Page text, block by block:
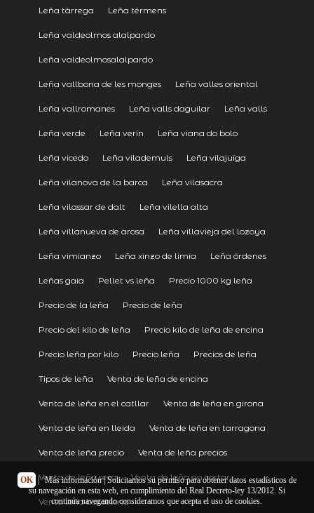
Leña tàrrega Leña térmens
Leña valdeolmos alalpardo
Leña valdeolmosalalpardo
Leña vallbona de les monges Leña valles oriental
Leña vallromanes Leña valls daguilar Leña valls
Leña verde Leña verín Leña viana do bolo
Leña vicedo Leña vilademuls Leña vilajuïga
Leña vilanova de la barca Leña vilasacra
Leña vilassar de dalt Leña vilella alta
Leña villanueva de arosa Leña villavieja del lozoya
Leña vimianzo Leña xinzo de limia Leña órdenes
Leñas gaia Pellet vs leña Precio 1000 kg leña
Precio de la leña Precio de leña
Precio del kilo de leña Precio kilo de leña de encina
Precio leña por kilo Precio leña Precios de leña
Tipos de leña Venta de leña de encina
Venta de leña en el catllar Venta de leña en girona
Venta de leña en lleida Venta de leña en tarragona
Venta de leña precio Venta de leña precios
Venta de leña seca Venta de leña sin cortar
Venta leña barcelona
OK | Más información| Solicitamos su permiso para obtener datos estadísticos de
su navegación en esta web, en cumplimiento del Real Decreto-ley 13/2012. Si
continúa navegando consideramos que acepta el uso de cookies.